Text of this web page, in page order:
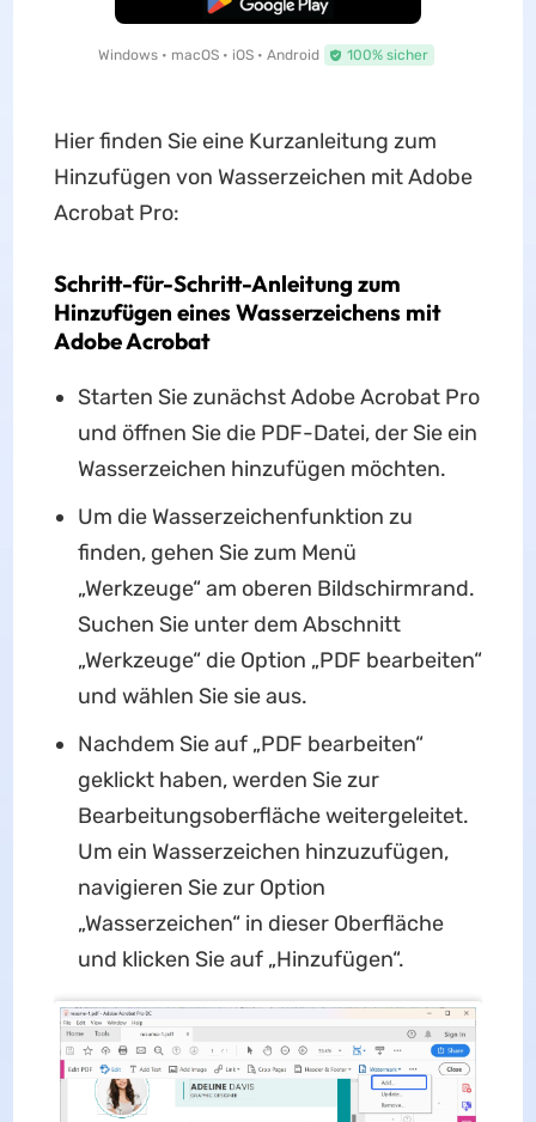
Windows • macOS • iOS • Android 100% sicher
Hier finden Sie eine Kurzanleitung zum
Hinzufügen von Wasserzeichen mit Adobe
Acrobat Pro:
Schritt-für-Schritt-Anleitung zum
Hinzufügen eines Wasserzeichens mit
Adobe Acrobat
Starten Sie zunächst Adobe Acrobat Pro
und öffnen Sie die PDF-Datei, der Sie ein
Wasserzeichen hinzufügen möchten.
Um die Wasserzeichenfunktion zu
finden, gehen Sie zum Menü
„Werkzeuge“ am oberen Bildschirmrand.
Suchen Sie unter dem Abschnitt
„Werkzeuge“ die Option „PDF bearbeiten“
und wählen Sie sie aus.
Nachdem Sie auf „PDF bearbeiten“
geklickt haben, werden Sie zur
Bearbeitungsoberfläche weitergeleitet.
Um ein Wasserzeichen hinzuzufügen,
navigieren Sie zur Option
„Wasserzeichen“ in dieser Oberfläche
und klicken Sie auf „Hinzufügen“.